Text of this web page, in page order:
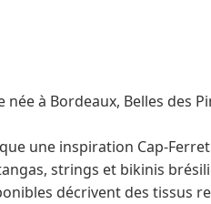
née à Bordeaux, Belles des
une inspiration Cap-
strings et bikinis
décrivent des tissus